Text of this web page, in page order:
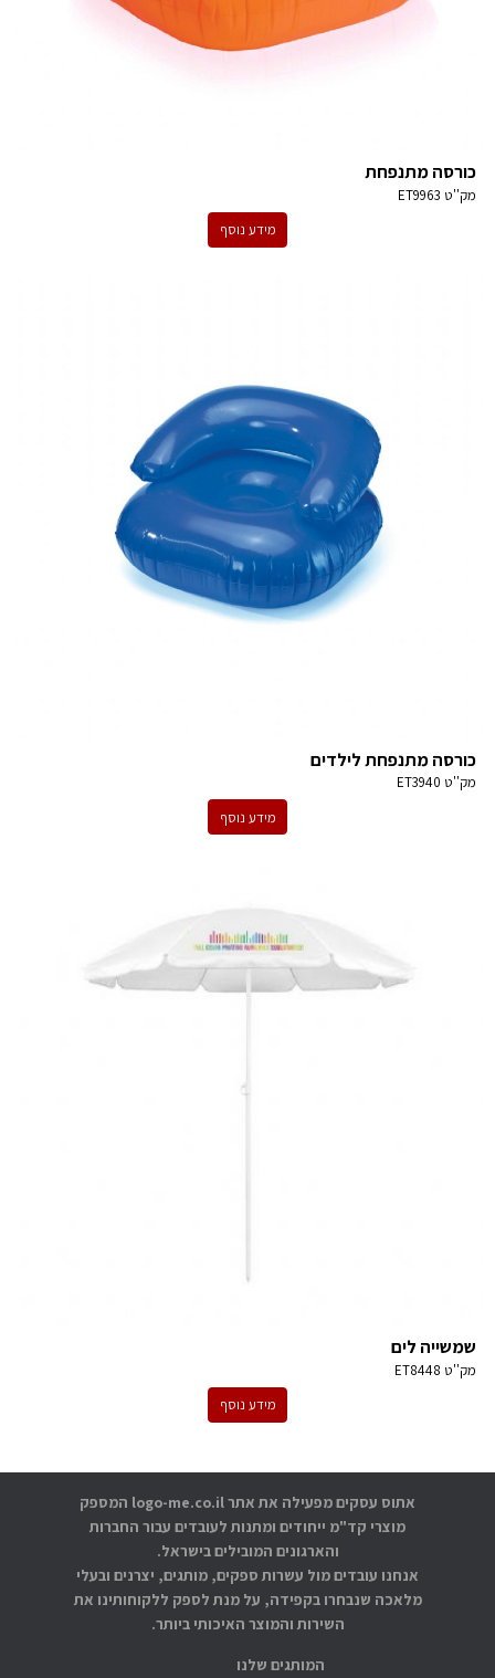
כורסה מתנפחת
מק''ט ET9963
מידע נוסף
כורסה מתנפחת לילדים
מק''ט ET3940
מידע נוסף
שמשייה לים
מק''ט ET8448
מידע נוסף
המותגים שלנו
אתוס עסקים מפעילה את אתר logo-me.co.il המספק
מוצרי קד"מ ייחודים ומתנות לעובדים עבור החברות
והארגונים המובילים בישראל.
אנחנו עובדים מול עשרות ספקים, מותגים, יצרנים ובעלי
מלאכה שנבחרו בקפידה, על מנת לספק ללקוחותינו את
השירות והמוצר האיכותי ביותר.